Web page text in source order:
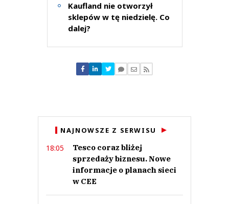
Kaufland nie otworzył
sklepów w tę niedzielę. Co
dalej?
Konkurencja dla rydzykowej żabki otwartej w niedzielę
Czarna msza
01.06.2021 / 10:29
This comment was minimized by the moderator on the site
Może lepiej uderzyliby w swoich wiernych i ogłosili, że zakupy w niedzielę
to grzech i kazać im się z tego spowiadać, zamiast urządzać życie wszystkim.
NAJNOWSZE Z SERWISU
18:05
Tesco coraz bliżej
sprzedaży biznesu. Nowe
informacje o planach sieci
w CEE